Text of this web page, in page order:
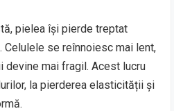
pielea își pierde treptat
Celulele se reînnoiesc mai lent,
devine mai fragil. Acest lucru
la pierderea elasticității și